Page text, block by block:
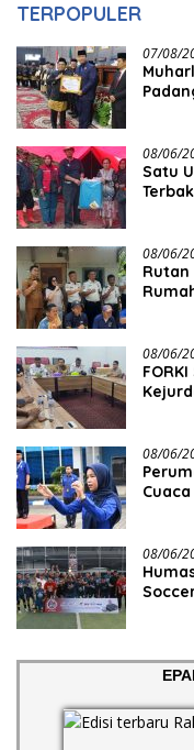
TERPOPULER
07/08/
08/06/
Satu
08/06/
Rutan
08/06/
08/06/
Cuaca
08/06/